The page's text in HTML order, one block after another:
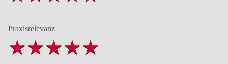
Praxisrelevanz